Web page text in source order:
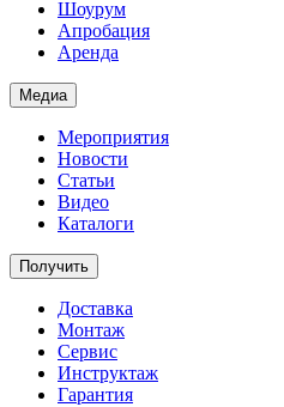
Шоурум
Апробация
Аренда
Медиа
Мероприятия
Новости
Статьи
Видео
Каталоги
Получить
Доставка
Монтаж
Сервис
Инструктаж
Гарантия